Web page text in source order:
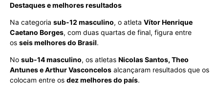
Destaques e melhores resultados
Na categoria sub-12 masculino, o atleta Vítor Henrique
Caetano Borges, com duas quartas de final, figura entre
os seis melhores do Brasil.
No sub-14 masculino, os atletas Nicolas Santos, Theo
Antunes e Arthur Vasconcelos alcançaram resultados que os
colocam entre os dez melhores do país.